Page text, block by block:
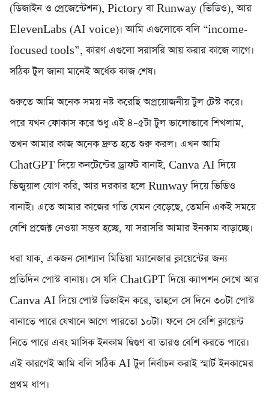
(ডিজাইন ও প্রেজেন্টেশন), Pictory বা Runway (ভিডিও), আর
ElevenLabs (AI voice)। আমি এগুলোকে বলি “income-
focused tools”, কারণ এগুলো সরাসরি আয় করার কাজে লাগে।
সঠিক টুল জানা মানেই অর্ধেক কাজ শেষ।
শুরুতে আমি অনেক সময় নষ্ট করেছি অপ্রয়োজনীয় টুল টেস্ট করে।
পরে যখন ফোকাস করে শুধু এই ৪–৫টা টুল ভালোভাবে শিখলাম,
তখন আমার কাজ অনেক দ্রুত হতে শুরু করল। এখন আমি
ChatGPT দিয়ে কনটেন্টের ড্রাফট বানাই, Canva AI দিয়ে
ভিজুয়াল যোগ করি, আর দরকার হলে Runway দিয়ে ভিডিও
বানাই। এতে আমার কাজের গতি যেমন বেড়েছে, তেমনি একই সময়ে
বেশি প্রজেক্ট নেওয়া সম্ভব হচ্ছে, যা সরাসরি আমার ইনকাম বাড়াচ্ছে।
ধরা যাক, একজন সোশ্যাল মিডিয়া ম্যানেজার ক্লায়েন্টের জন্য
প্রতিদিন পোস্ট বানায়। সে যদি ChatGPT দিয়ে ক্যাপশন লেখে আর
Canva AI দিয়ে পোস্ট ডিজাইন করে, তাহলে সে দিনে ৩০টা পোস্ট
বানাতে পারে যেখানে আগে পারতো ১০টা। ফলে সে বেশি ক্লায়েন্ট
নিতে পারে এবং মাসিক ইনকাম দ্বিগুণ বা তারও বেশি করতে পারে।
এই কারণেই আমি বলি সঠিক AI টুল নির্বাচন করাই স্মার্ট ইনকামের
প্রথম ধাপ।